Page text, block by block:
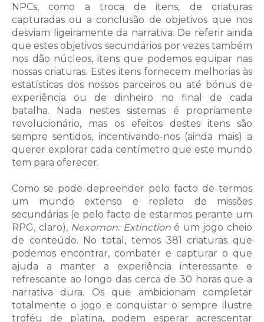
NPCs, como a troca de itens, de criaturas
capturadas ou a conclusão de objetivos que nos
desviam ligeiramente da narrativa. De referir ainda
que estes objetivos secundários por vezes também
nos dão núcleos, itens que podemos equipar nas
nossas criaturas. Estes itens fornecem melhorias às
estatísticas dos nossos parceiros ou até bónus de
experiência ou de dinheiro no final de cada
batalha. Nada nestes sistemas é propriamente
revolucionário, mas os efeitos destes itens são
sempre sentidos, incentivando-nos (ainda mais) a
querer explorar cada centímetro que este mundo
tem para oferecer.
Como se pode depreender pelo facto de termos
um mundo extenso e repleto de missões
secundárias (e pelo facto de estarmos perante um
RPG, claro), Nexomon: Extinctioné um jogo cheio
de conteúdo. No total, temos 381 criaturas que
podemos encontrar, combater e capturar o que
ajuda a manter a experiência interessante e
refrescante ao longo das cerca de 30 horas que a
narrativa dura. Os que ambicionam completar
totalmente o jogo e conquistar o sempre ilustre
troféu de platina, podem esperar acrescentar